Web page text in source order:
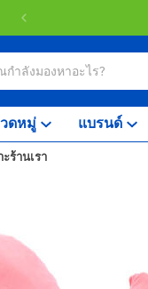
ดหมู่ แบรนด์
ะร้านเรา